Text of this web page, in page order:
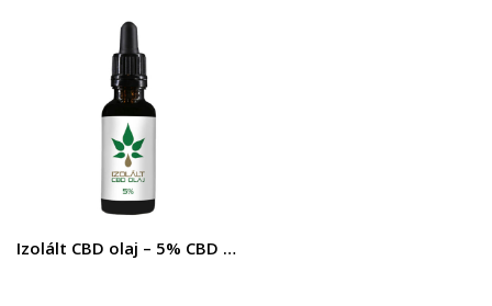
Izolált CBD olaj – 5% CBD – 30 ml 1500 mg